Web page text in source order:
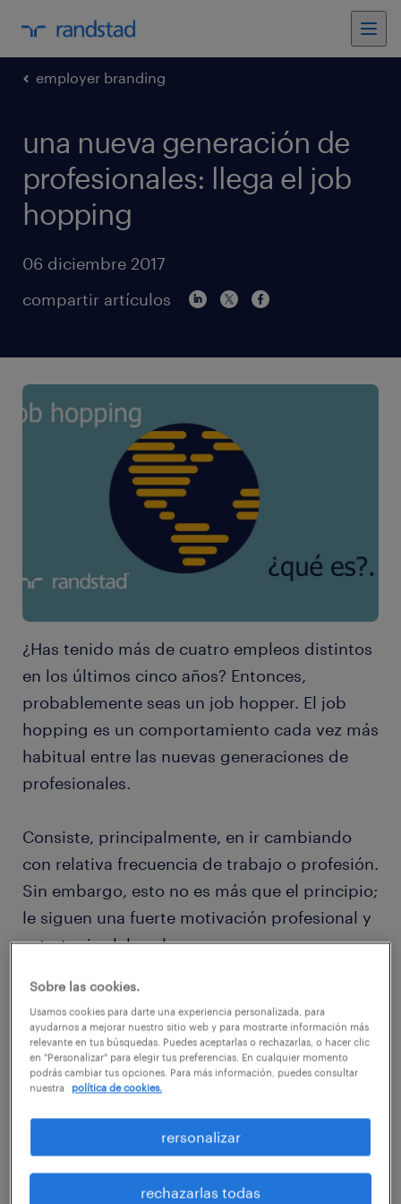
employer branding
una nueva generación de
profesionales: llega el job
hopping
06 diciembre 2017
compartir artículos
¿Has tenido más de cuatro empleos distintos
en los últimos cinco años? Entonces,
probablemente seas un job hopper. El job
hopping es un comportamiento cada vez más
habitual entre las nuevas generaciones de
profesionales.
Consiste, principalmente, en ir cambiando
con relativa frecuencia de trabajo o profesión.
Sin embargo, esto no es más que el principio;
le siguen una fuerte motivación profesional y
estrategias laborales.
Este hábito ha sido, tradicionalmente, muy
controvertido. Muchas empresas no miraban
con buenos ojos aquellos currículums que
tenían una larga lista de empresas por las
esto ha cambiado en los últimos años y las
nuevas generaciones de job hoppers tienen
mucho que ofrecer.
Sobre las cookies.
Usamos cookies para darte una experiencia personalizada, para
ayudarnos a mejorar nuestro sitio web y para mostrarte información más
relevante en tus búsquedas. Puedes aceptarlas o rechazarlas, o hacer clic
en "Personalizar" para elegir tus preferencias. En cualquier momento
podrás cambiar tus opciones. Para más información, puedes consultar
nuestra
política de cookies.
rersonalizar
rechazarlas todas